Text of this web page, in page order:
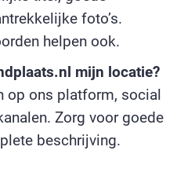
foto’s.
helpen ook.
mijn locatie?
op ons platform, social
Zorg voor goede
beschrijving.